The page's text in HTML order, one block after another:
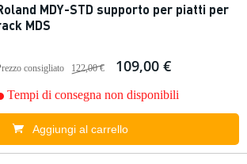
MDY-STD supporto per piatti per
MDS
consigliato 122,00 € 109,00 €
Tempi di consegna non disponibili
Aggiungi al carrello